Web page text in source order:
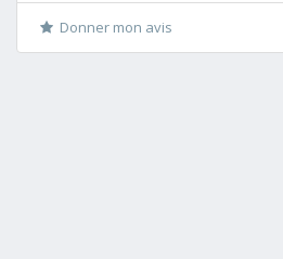
Donner mon avis